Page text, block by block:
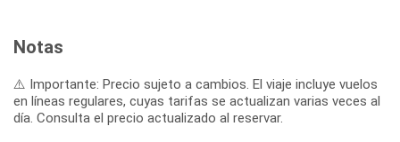
Notas
⚠️ Importante: Precio sujeto a cambios. El viaje incluye vuelos
en líneas regulares, cuyas tarifas se actualizan varias veces al
día. Consulta el precio actualizado al reservar.